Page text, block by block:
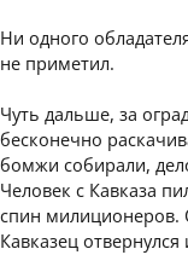
Ни одного
не приметил.
Чуть дальше, за
бесконечно
бомжи собирали,
Человек с Кавказа
спин милиционеров.
Кавказец